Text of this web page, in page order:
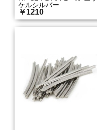
ケルシルバー
￥1210